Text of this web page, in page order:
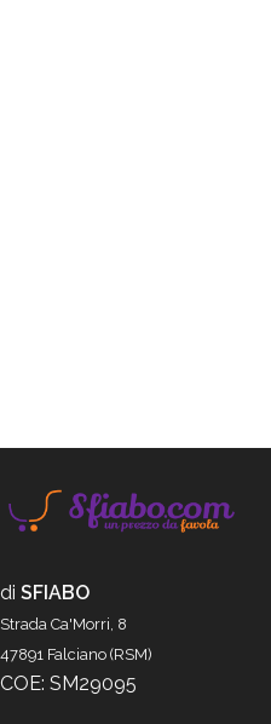
di SFIABO
Strada Ca'Morri, 8
47891 Falciano (RSM)
COE: SM29095